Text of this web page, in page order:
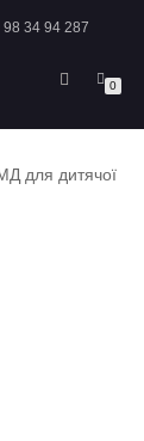
98 34 94 287
0
для дитячої